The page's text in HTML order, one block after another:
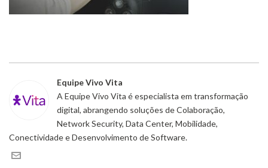
Equipe Vivo Vita
A Equipe Vivo Vita é especialista em transformação
digital, abrangendo soluções de Colaboração,
Network Security, Data Center, Mobilidade,
Conectividade e Desenvolvimento de Software.